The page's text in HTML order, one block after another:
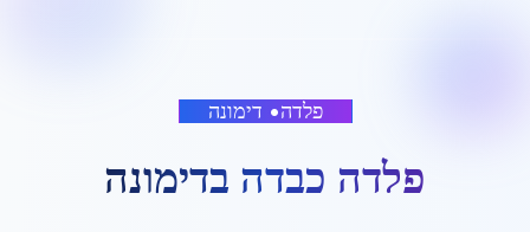
פלדה• דימונה
פלדה כבדה בדימונה